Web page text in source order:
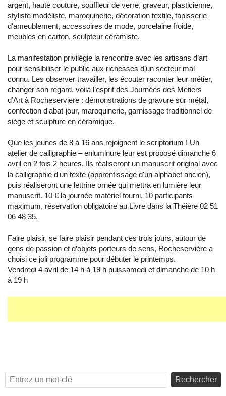
argent, haute couture, souffleur de verre, graveur, plasticienne,
styliste modéliste, maroquinerie, décoration textile, tapisserie
d'ameublement, accessoires de mode, porcelaine froide,
meubles en carton, sculpteur céramiste.
La manifestation privilégie la rencontre avec les artisans d’art
pour sensibiliser le public aux richesses d’un secteur mal
connu. Les observer travailler, les écouter raconter leur métier,
changer son regard, voilà l’esprit des Journées des Metiers
d’Art à Rocheserviere : démonstrations de gravure sur métal,
confection d'abat-jour, maroquinerie, garnissage traditionnel de
siège et sculpture en céramique.
Que les jeunes de 8 à 16 ans rejoignent le scriptorium ! Un
atelier de calligraphie – enluminure leur est proposé dimanche 6
avril en 2 fois 2 heures. Ils réaliseront un manuscrit original avec
la calligraphie d'un texte (apprentissage d'un alphabet ancien),
puis réaliseront une lettrine ornée qui mettra en lumière leur
manuscrit. 10 € la journée matériel fourni, 10 participants
maximum, réservation obligatoire au Livre dans la Théière 02 51
06 48 35.
Faire plaisir, se faire plaisir pendant ces trois jours, autour de
gens de passion et d’objets porteurs de sens, Rocheservière a
choisi ce joli programme pour débuter le printemps.
Vendredi 4 avril de 14 h à 19 h puissamedi et dimanche de 10 h
à 19 h
Rechercher